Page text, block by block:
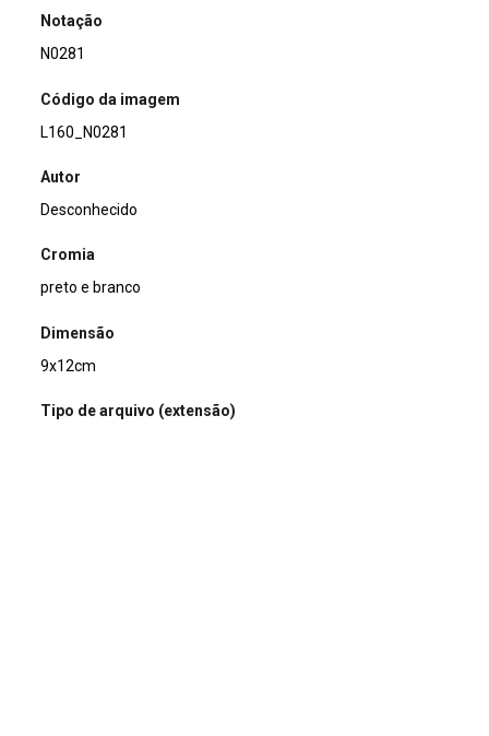
Notação
N0281
Código da imagem
L160_N0281
Autor
Desconhecido
Cromia
preto e branco
Dimensão
9x12cm
Tipo de arquivo (extensão)